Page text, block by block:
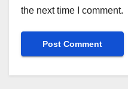
the next time I comment.